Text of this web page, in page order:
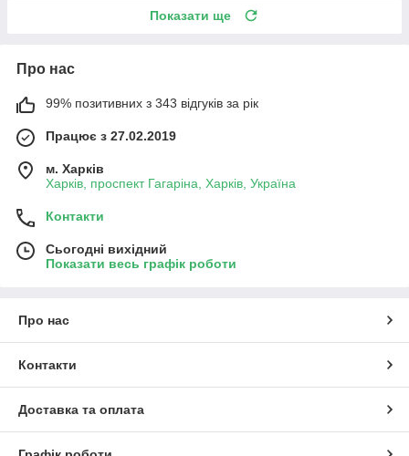
Показати ще
Про нас
99% позитивних з 343 відгуків за рік
Працює з 27.02.2019
м. Харків
Харків, проспект Гагаріна, Харків, Україна
Контакти
Сьогодні вихідний
Показати весь графік роботи
Про нас
Контакти
Доставка та оплата